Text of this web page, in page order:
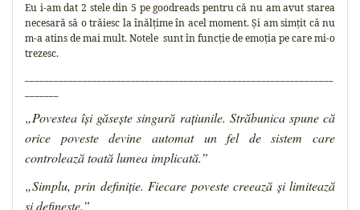
Eu i-am dat 2 stele din 5 pe goodreads pentru că nu am avut starea
necesară să o trăiesc la înălțime în acel moment. Și am simțit că nu
m-a atins de mai mult. Notele sunt în funcție de emoția pe care mi-o
trezesc.
„Povestea îşi găseşte singură raţiunile. Străbunica spune că
orice poveste devine automat un fel de sistem care
controlează toată lumea implicată.”
„Simplu, prin definiţie. Fiecare poveste creează şi limitează
şi defineşte.”